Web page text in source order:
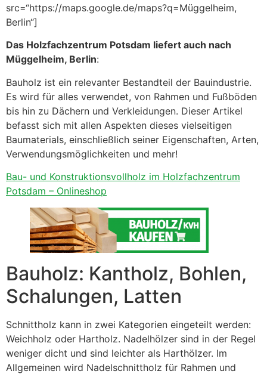
src=“https://maps.google.de/maps?q=Müggelheim,
Berlin“]
Das Holzfachzentrum Potsdam liefert auch nach
Müggelheim, Berlin:
Bauholz ist ein relevanter Bestandteil der Bauindustrie.
Es wird für alles verwendet, von Rahmen und Fußböden
bis hin zu Dächern und Verkleidungen. Dieser Artikel
befasst sich mit allen Aspekten dieses vielseitigen
Baumaterials, einschließlich seiner Eigenschaften, Arten,
Verwendungsmöglichkeiten und mehr!
Bau- und Konstruktionsvollholz im Holzfachzentrum
Potsdam – Onlineshop
Bauholz: Kantholz, Bohlen,
Schalungen, Latten
Schnittholz kann in zwei Kategorien eingeteilt werden:
Weichholz oder Hartholz. Nadelhölzer sind in der Regel
weniger dicht und sind leichter als Harthölzer. Im
Allgemeinen wird Nadelschnittholz für Rahmen und